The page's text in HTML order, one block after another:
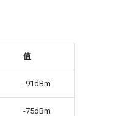
值
-91dBm
-75dBm